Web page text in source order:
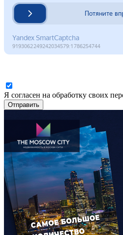
Я согласен на обработку своих
Отправить